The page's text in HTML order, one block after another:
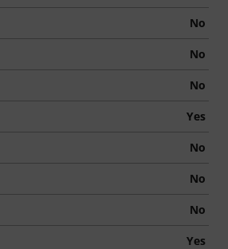
No
No
No
Yes
No
No
No
Yes